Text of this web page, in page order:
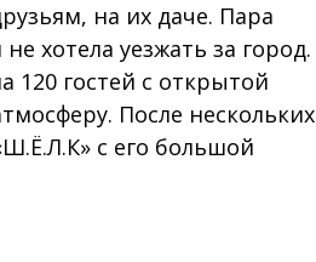
на их даче. Пара
хотела уезжать за город.
гостей с открытой
После нескольких
с его большой